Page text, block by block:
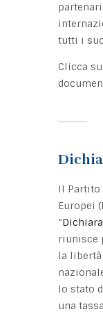
tutti i
Clicca su
Il Partito
Europei
“
riunisce
la
lo stato
una